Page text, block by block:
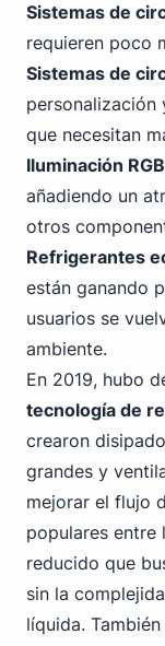
Sistemas de
requieren poco
Sistemas de
personalización
que necesitan
Iluminación RGB
añadiendo un
otros
Refrigerantes
están ganando
usuarios se
ambiente.
En 2019, hubo
tecnología de
crearon
grandes y
mejorar el flujo
populares entre
reducido que
sin la
líquida.